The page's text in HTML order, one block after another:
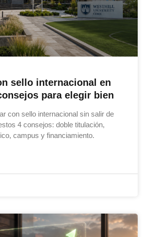
sello internacional en
para elegir bien
con sello internacional sin salir de
4 consejos: doble titulación,
campus y financiamiento.